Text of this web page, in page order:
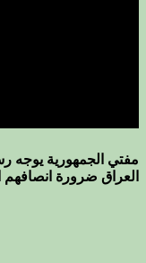
مفتي الجمهورية يوجه
العراق ضرورة انصافهم